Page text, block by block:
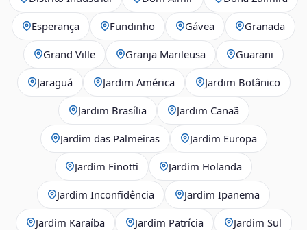
Esperança Fundinho Gávea Granada
Grand Ville Granja Marileusa Guarani
Jaraguá Jardim América Jardim Botânico
Jardim Brasília Jardim Canaã
Jardim das Palmeiras Jardim Europa
Jardim Finotti Jardim Holanda
Jardim Inconfidência Jardim Ipanema
Jardim Karaíba Jardim Patrícia Jardim Sul